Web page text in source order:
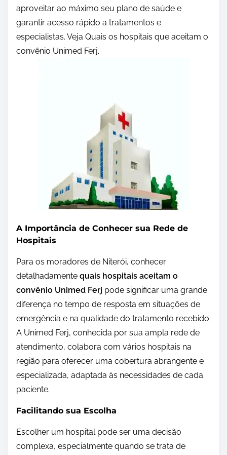
aproveitar ao máximo seu plano de saúde e
garantir acesso rápido a tratamentos e
especialistas. Veja Quais os hospitais que aceitam o
convênio Unimed Ferj.
A Importância de Conhecer sua Rede de
Hospitais
Para os moradores de Niterói, conhecer
detalhadamente quais hospitais aceitam o
convênio Unimed Ferj pode significar uma grande
diferença no tempo de resposta em situações de
emergência e na qualidade do tratamento recebido.
A Unimed Ferj, conhecida por sua ampla rede de
atendimento, colabora com vários hospitais na
região para oferecer uma cobertura abrangente e
especializada, adaptada às necessidades de cada
paciente.
Facilitando sua Escolha
Escolher um hospital pode ser uma decisão
complexa, especialmente quando se trata de